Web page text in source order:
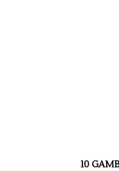
10